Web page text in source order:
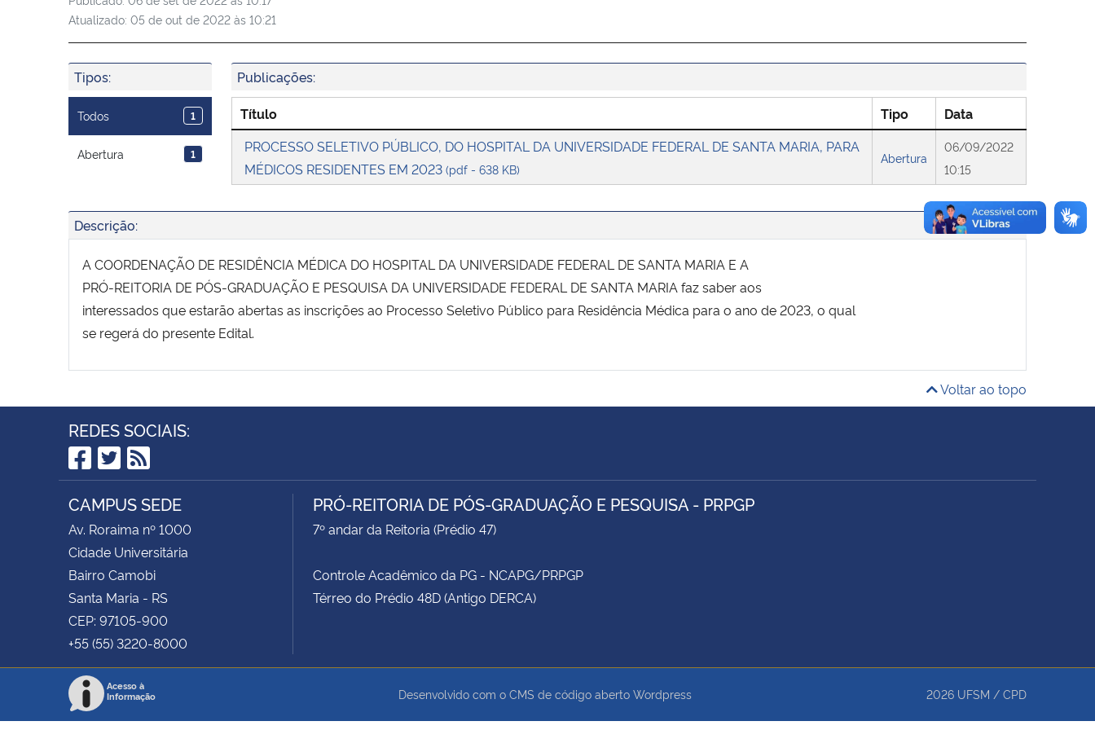
Atualizado: 05 de out de 2022 às 10:21
Tipos:
Todos 1
Abertura 1
Publicações:
Título Tipo
Data
PROCESSO SELETIVO PÚBLICO, DO HOSPITAL DA UNIVERSIDADE FEDERAL DE SANTA MARIA, PARA
MÉDICOS RESIDENTES EM 2023 (pdf - 638 KB)
Abertura
06/09/2022
10:15
Descrição:
A COORDENAÇÃO DE RESIDÊNCIA MÉDICA DO HOSPITAL DA UNIVERSIDADE FEDERAL DE SANTA MARIA E A
PRÓ-REITORIA DE PÓS-GRADUAÇÃO E PESQUISA DA UNIVERSIDADE FEDERAL DE SANTA MARIA faz saber aos
interessados que estarão abertas as inscrições ao Processo Seletivo Público para Residência Médica para o ano de 2023, o qual
se regerá do presente Edital.
Voltar ao topo
REDES SOCIAIS:
Facebook
Twitter
RSS
CAMPUS SEDE
Av. Roraima nº 1000
Cidade Universitária
Bairro Camobi
Santa Maria - RS
CEP: 97105-900
+55 (55) 3220-8000
PRÓ-REITORIA DE PÓS-GRADUAÇÃO E PESQUISA - PRPGP
7º andar da Reitoria (Prédio 47)
Controle Acadêmico da PG - NCAPG/PRPGP
Térreo do Prédio 48D (Antigo DERCA)
Acesso à
Informação
Desenvolvido com o CMS de código aberto Wordpress 2026 UFSM / CPD